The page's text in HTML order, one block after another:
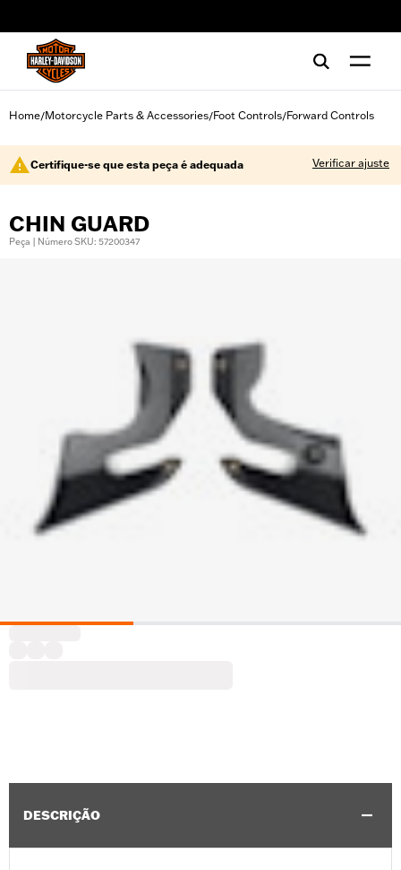
Home/Motorcycle Parts & Accessories/Foot Controls/Forward Controls
Certifique-se que esta peça é adequada Verificar ajuste
CHIN GUARD
Peça | Número SKU: 57200347
DESCRIÇÃO